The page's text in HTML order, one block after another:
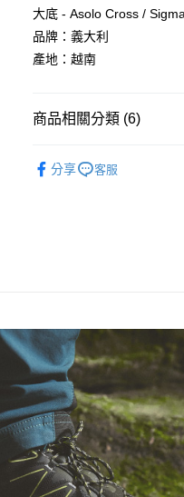
用，由本公司與您本人進行
3.完整用戶服務條款，請詳閱
是否繳費成功／繳費後需取
付客戶支援中心」
https://
【注意事項】
２．關於個人資料處理事宜，
「AFTEE先享後付」，若未
每筆NT$130，滿
大底 - Asolo Cross /
品牌：義大利
產地：越南
商品相關分類 (6)
分享 客服